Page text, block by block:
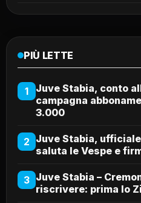
PIÙ LETTE
1
Juve Stabia, conto
campagna
3.000
2 Juve Stabia,
saluta le Vespe e
3 Juve Stabia –
riscrivere: prima lo